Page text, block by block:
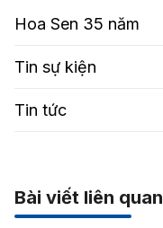
Hoa Sen 35 năm
Tin sự kiện
Tin tức
Bài viết liên quan